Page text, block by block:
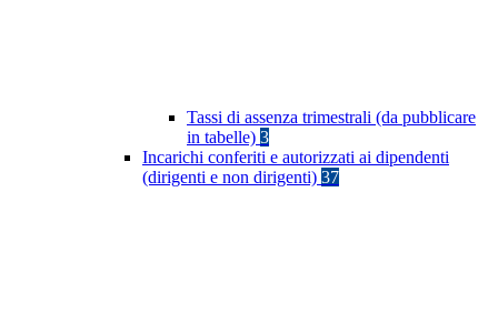
Tassi di assenza trimestrali (da pubblicare
in tabelle) 3
Incarichi conferiti e autorizzati ai dipendenti
(dirigenti e non dirigenti) 37